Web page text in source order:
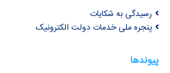
رسیدگی به شکایات
پنجره ملی خدمات دولت الکترونیک
پیوندها